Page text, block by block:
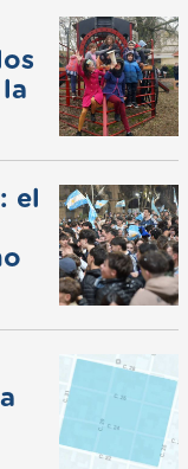
el